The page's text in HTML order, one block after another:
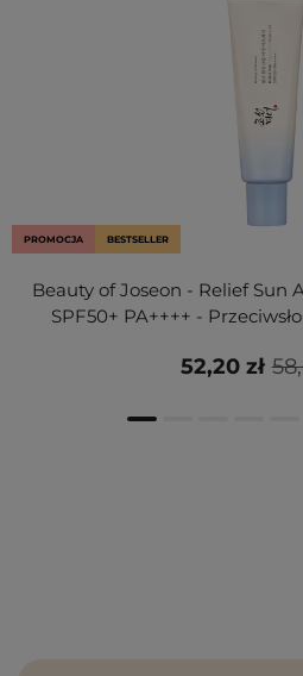
PROMOCJA BESTSELLER
Beauty of Joseon - Relief Sun
SPF50+ PA++++ -
52,20 zł